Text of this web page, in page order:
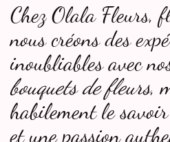
Chez Olala Fleurs,
nous créons des
inoubliables avec
bouquets de fleurs,
habilement le
et une passion